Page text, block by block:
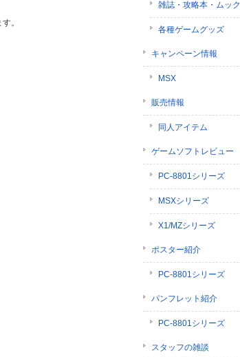
。
雑誌・攻略本・ムック
各種ゲームグッズ
キャンペーン情報
MSX
販売情報
同人アイテム
ゲームソフトレビュー
PC-8801シリーズ
MSXシリーズ
X1/MZシリーズ
ポスター紹介
PC-8801シリーズ
パンフレット紹介
PC-8801シリーズ
スタッフの雑談